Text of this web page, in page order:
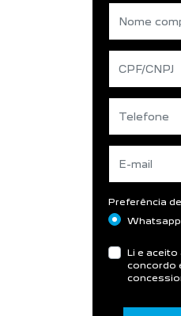
Preferência
Whatsapp
Li e aceito
concordo